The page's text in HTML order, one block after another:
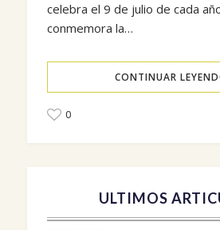
celebra el 9 de julio de cada
conmemora la…
CONTINUAR
0
ULTIMOS